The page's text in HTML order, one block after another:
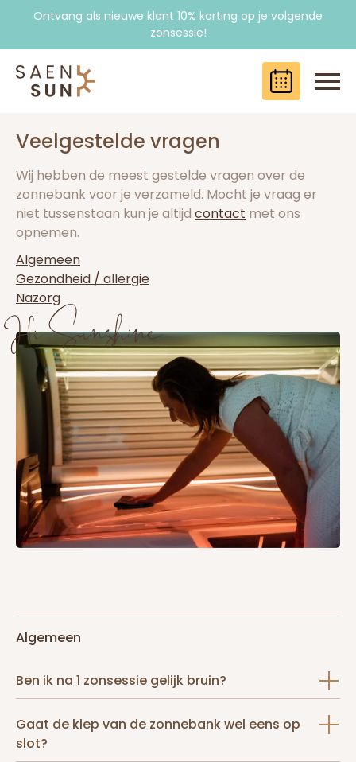
Ontvang als nieuwe klant 10% korting op je volgende
zonsessie!
Veelgestelde vragen
Wij hebben de meest gestelde vragen over de
zonnebank voor je verzameld. Mocht je vraag er
niet tussenstaan kun je altijd contact met ons
opnemen.
Algemeen
Gezondheid / allergie
Nazorg
Algemeen
Ben ik na 1 zonsessie gelijk bruin?
Gaat de klep van de zonnebank wel eens op
slot?